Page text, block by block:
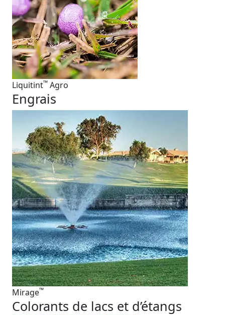
Liquitint™ Agro
Engrais
Mirage™
Colorants de lacs et d’étangs